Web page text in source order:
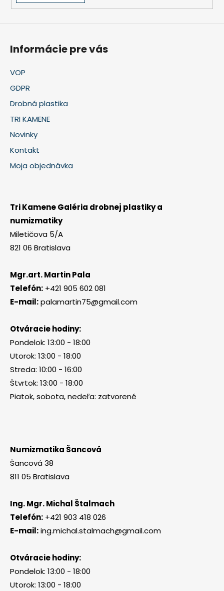
Informácie pre vás
VOP
GDPR
Drobná plastika
TRI KAMENE
Novinky
Kontakt
Moja objednávka
Tri Kamene Galéria drobnej plastiky a
numizmatiky
Miletičova 5/A
821 06 Bratislava
Mgr.art. Martin Pala
Telefón: +421 905 602 081
E-mail:palamartin75@gmail.com
Otváracie hodiny:
Pondelok: 13:00 - 18:00
Utorok: 13:00 - 18:00
Streda: 10:00 - 16:00
Štvrtok: 13:00 - 18:00
Piatok, sobota, nedeľa: zatvorené
Numizmatika Šancová
Šancová 38
811 05 Bratislava
Ing. Mgr. Michal Štalmach
Telefón: +421 903 418 026
E-mail:ing.michal.stalmach@gmail.com
Otváracie hodiny:
Pondelok: 13:00 - 18:00
Utorok: 13:00 - 18:00